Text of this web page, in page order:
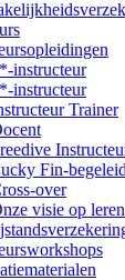
instructeur
instructeur
Trainer
Fin-
over
visie op